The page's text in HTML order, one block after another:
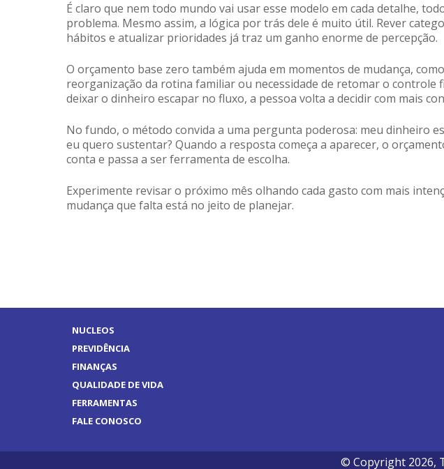
É claro que nem todo mundo vai usar esse modelo em cada detalhe,
problema. Mesmo assim, a lógica por trás dele é muito útil. Rever
hábitos e atualizar prioridades já traz um ganho enorme de percepção.
O orçamento base zero também ajuda em momentos de mudança,
reorganização da rotina familiar ou necessidade de retomar o controle
deixar o dinheiro escapar no fluxo, a pessoa volta a decidir com mais
No fundo, o método convida a uma pergunta poderosa: meu dinheiro
eu quero sustentar? Quando a resposta começa a aparecer, o
conta e passa a ser ferramenta de escolha.
Experimente revisar o próximo mês olhando cada gasto com mais
mudança que falta está no jeito de planejar.
NUCLEOS
PREVIDÊNCIA
FINANÇAS
QUALIDADE DE VIDA
FERRAMENTAS
FALE CONOSCO
© Copyright 2026,